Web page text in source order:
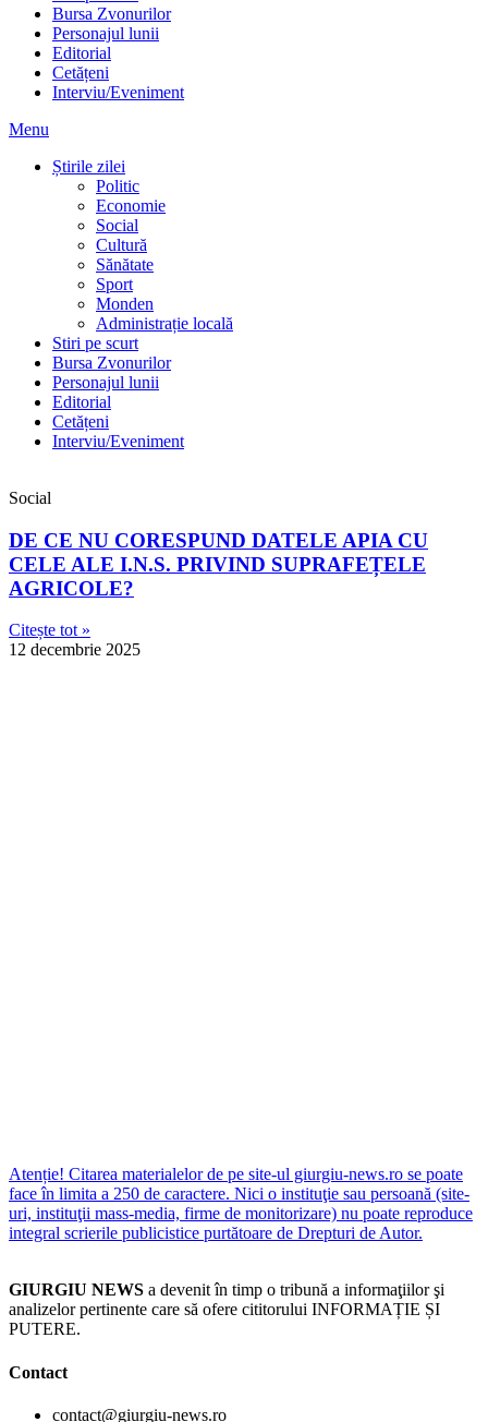
Bursa Zvonurilor
Personajul lunii
Editorial
Cetățeni
Interviu/Eveniment
Menu
Știrile zilei
Politic
Economie
Social
Cultură
Sănătate
Sport
Monden
Administrație locală
Stiri pe scurt
Bursa Zvonurilor
Personajul lunii
Editorial
Cetățeni
Interviu/Eveniment
Social
DE CE NU CORESPUND DATELE APIA CU
CELE ALE I.N.S. PRIVIND SUPRAFEȚELE
AGRICOLE?
Citește tot »
12 decembrie 2025
Atenție! Citarea materialelor de pe site-ul giurgiu-news.ro se poate
face în limita a 250 de caractere. Nici o instituţie sau persoană (site-
uri, instituţii mass-media, firme de monitorizare) nu poate reproduce
integral scrierile publicistice purtătoare de Drepturi de Autor.
GIURGIU NEWS a devenit în timp o tribună a informaţiilor şi
analizelor pertinente care să ofere cititorului INFORMAȚIE ȘI
PUTERE.
Contact
contact@giurgiu-news.ro